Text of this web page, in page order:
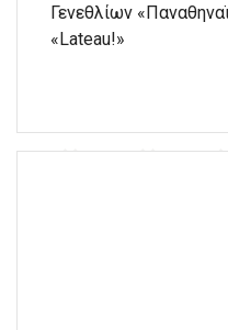
Γενεθλίων
«Lateau!»